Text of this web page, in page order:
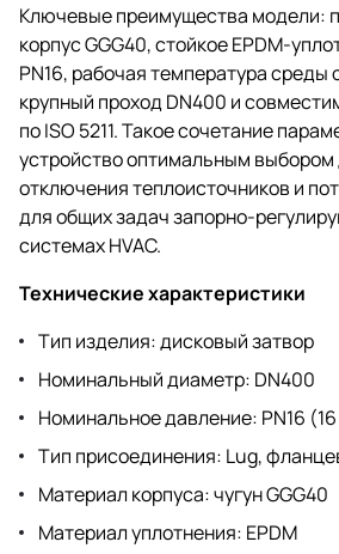
Ключевые преимущества модели:
корпус GGG40, стойкое EPDM-
PN16, рабочая температура среды
крупный проход DN400 и
по ISO 5211. Такое сочетание
устройство оптимальным выбором
отключения теплоисточников и
для общих задач запорно-
системах HVAC.
Технические характеристики
Тип изделия: дисковый затвор
Номинальный диаметр: DN400
Номинальное давление: PN16
Тип присоединения: Lug,
Материал корпуса: чугун GGG40
Материал уплотнения: EPDM